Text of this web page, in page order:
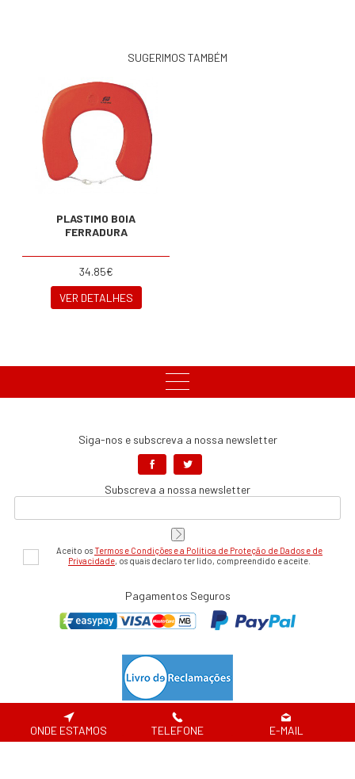
SUGERIMOS TAMBÉM
PLASTIMO BOIA
FERRADURA
34.85€
VER DETALHES
Siga-nos e subscreva a nossa newsletter
Subscreva a nossa newsletter
Aceito osTermos e Condições e a Política de Proteção de Dados e de
Privacidade , os quais declaro ter lido, compreendido e aceite.
Pagamentos Seguros
DND® - 2026
ONDE ESTAMOS TELEFONE E-MAIL